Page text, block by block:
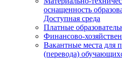
оснащенность
Доступная среда
Платные
Финансово-
Вакантные места для
(перевода)